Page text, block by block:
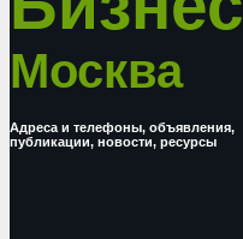
Москва
Адреса и телефоны, объявления,
публикации, новости, ресурсы